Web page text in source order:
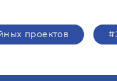
проектов